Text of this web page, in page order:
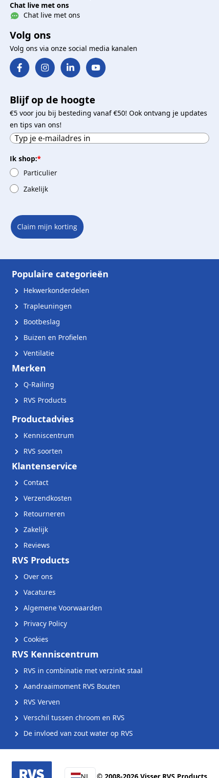
Chat live met ons
Chat live met ons
Volg ons
Volg ons via onze social media kanalen
Blijf op de hoogte
€5 voor jou bij besteding vanaf €50! Ook ontvang je updates
en tips van ons!
Ik shop:*
Particulier
Zakelijk
Claim mijn korting
Populaire categorieën
Hekwerkonderdelen
Trapleuningen
Bootbeslag
Buizen en Profielen
Ventilatie
Merken
Q-Railing
RVS Products
Productadvies
Kenniscentrum
RVS soorten
Klantenservice
Contact
Verzendkosten
Retourneren
Zakelijk
Reviews
RVS Products
Over ons
Vacatures
Algemene Voorwaarden
Privacy Policy
Cookies
RVS Kenniscentrum
RVS in combinatie met verzinkt staal
Aandraaimoment RVS Bouten
RVS Verven
Verschil tussen chroom en RVS
De invloed van zout water op RVS
NL © 2008-2026 Visser RVS Products